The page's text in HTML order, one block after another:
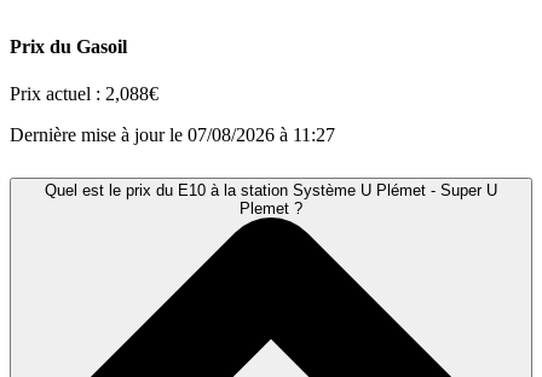
Prix du Gasoil
Prix actuel : 2,088€
Dernière mise à jour le 07/08/2026 à 11:27
Quel est le prix du E10 à la station Système U Plémet - Super U
Plemet ?